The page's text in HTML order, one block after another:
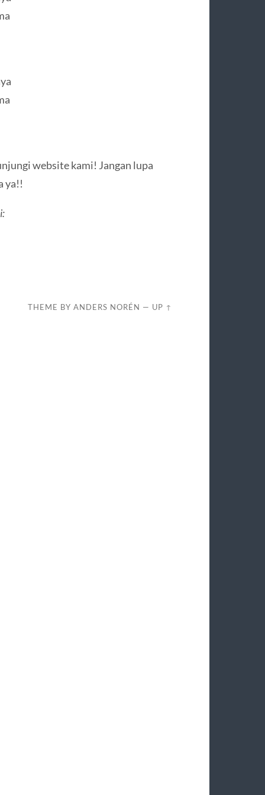
website kami! Jangan lupa
ya!!
THEME BYANDERS NORÉN — UP ↑